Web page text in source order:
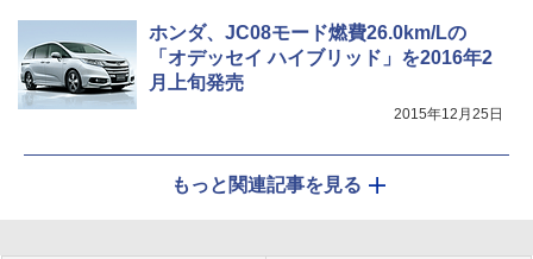
ホンダ、JC08モード燃費26.0km/Lの
「オデッセイ ハイブリッド」を2016年2
月上旬発売
2015年12月25日
もっと関連記事を見る